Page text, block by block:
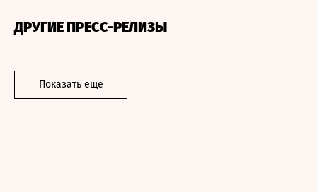
ДРУГИЕ ПРЕСС-РЕЛИЗЫ
Показать еще